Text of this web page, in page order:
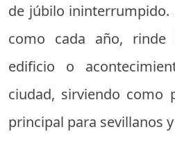
de júbilo ininterrumpido.
como cada año, rinde
edificio o
ciudad, sirviendo como
principal para sevillanos